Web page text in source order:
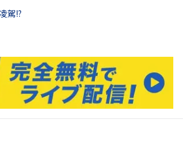
駕!?